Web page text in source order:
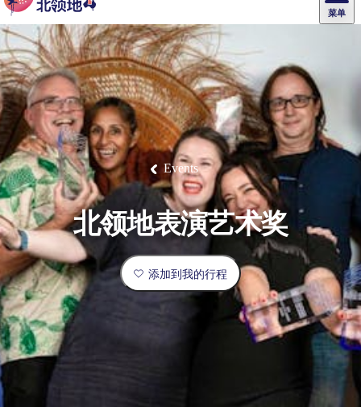
菜单
主
导
航
景
点
最
受
欢
迎
目
的
地
内
陆
达
尔
文
爱
丽
斯
泉
乌
鲁
鲁
卡
卡
杜
国
家
公
园
李
治
菲
特
国
家
公
园
瓦
塔
卡
国
家
公
园
提
维
群
东
阿
纳
姆
地
马
塔
兰
卡
温
泉
池
尼
特
米
鲁
克
国
家
公
园
卡
鲁
卡
鲁
/
魔
鬼
大
石
保
马
古
克
瀑
布
茨
奥
里
查
/
西
麦
克
唐
纳
公
园
活
动
体
验
旅
行
者
住
民
文
化
体
验
美
食
攻
略
节
庆
与
活
动
户
外
和
探
险
自
然
和
野
生
动
植
物
历
史
和
遗
产
钓
高
端
旅
游
露
营
和
豪
华
野
营
旅
行
灵
感
规
划
预
订
住
宿
导
游
陪
同
旅
程
租
车
和
交
通
Events
北领地表演艺术奖
添加到我的行程